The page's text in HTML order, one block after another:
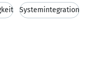
Systemintegration